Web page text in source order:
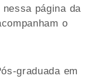
página da
o
graduada em